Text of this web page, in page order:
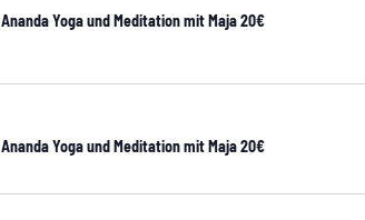
Ananda Yoga und Meditation mit Maja 20€
Ananda Yoga und Meditation mit Maja 20€